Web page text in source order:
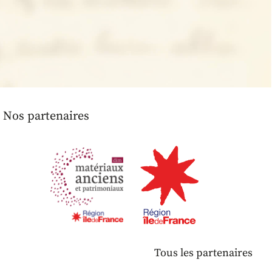
Nos partenaires
Tous les partenaires